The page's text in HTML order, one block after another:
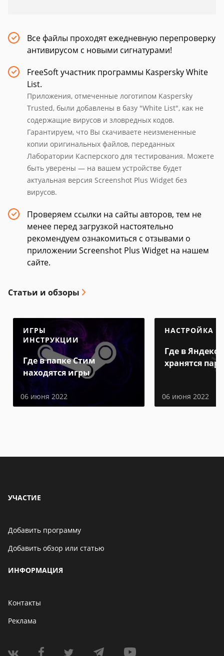
Все файлы проходят ежедневную перепроверку
антивирусом с новыми сигнатурами!
FreeSoft участник программы Kaspersky White
List.
Приложения, отмеченные логотипом Kaspersky
Trusted, были добавлены в базу "White List", как не
содержащие вирусов и зловредных кодов.
Гарантируем, что Вы скачиваете неизмененные
копии оригинальных файлов, переданных
Лаборатории Касперского для тестирования. Можете
быть уверены — на вашем устройстве будет
актуальная версия Screenshot Plus Widget без
вирусов.
Проверяем ссылки на сайты авторов, тем не
менее перед загрузкой настоятельно
рекомендуем ознакомиться с отзывами о
приложении Screenshot Plus Widget на нашем
сайте.
Статьи и обзоры
ИГРЫ
ИНСТРУКЦИИ
Где в папке Стим
находятся игры
06 июня 2022
НАСТРОЙКА
Где в Яндекс
хранятся
06 июня 2022
УЧАСТИЕ
Добавить программу
Добавить обзор или статью
ИНФОРМАЦИЯ
Контакты
Реклама